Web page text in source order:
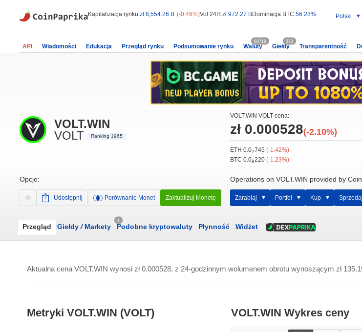
Kapitalizacja rynku:zł 8,554.26 B (-0.46%)Vol 24H:zł 972.27 BDominacja BTC:56.28% Polski
API Wiadomości Edukacja Przegląd rynku Podsumowanie rynku Waluty
60719
Giełdy
373
Transparentność
VOLT.WIN
VOLT
Ranking 1965
Opcje:
Udostępnij Porównanie Monet Zaktualizuj Monetę
VOLT.WIN VOLT cena:
zł 0.000528(-2.10%)
ETH 0.07745(-1.42%)
BTC 0.08220(-1.23%)
Operations on VOLT.WIN provided by
Zarabiaj Portfel Kup Sprzedaj
Przegląd Giełdy /Markety
1
Podobne kryptowaluty Płynność Widżet
Aktualna cena VOLT.WIN wynosi zł 0.000528, z 24-godzinnym wolumenem obrotu wynoszącym zł
Metryki VOLT.WIN (VOLT) VOLT.WIN Wykres ceny